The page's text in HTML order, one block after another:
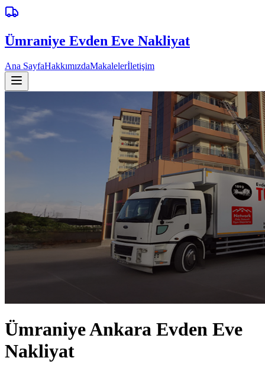
Ümraniye Evden Eve Nakliyat
Ana SayfaHakkımızdaMakalelerİletişim
Ümraniye Ankara Evden Eve
Nakliyat